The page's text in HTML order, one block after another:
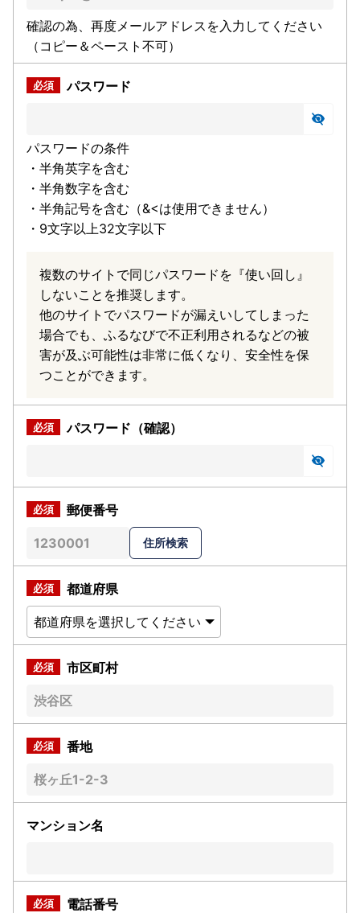
確認の為、再度メールアドレスを入力してください
（コピー＆ペースト不可）
パスワード
パスワードの条件
・半角英字を含む
・半角数字を含む
・半角記号を含む（&<は使用できません）
・9文字以上32文字以下
複数のサイトで同じパスワードを『使い回し』
しないことを推奨します。
他のサイトでパスワードが漏えいしてしまった
場合でも、ふるなびで不正利用されるなどの被
害が及ぶ可能性は非常に低くなり、安全性を保
つことができます。
パスワード（確認）
郵便番号
都道府県
市区町村
番地
マンション名
電話番号